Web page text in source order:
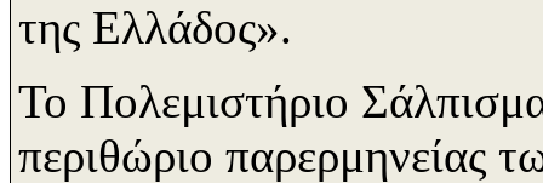
της Ελλάδος».
Το Πολεμιστήριο
περιθώριο παρερμηνείας